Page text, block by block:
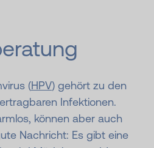
(HPV) gehört zu den
Infektionen.
können aber auch
Nachricht: Es gibt eine